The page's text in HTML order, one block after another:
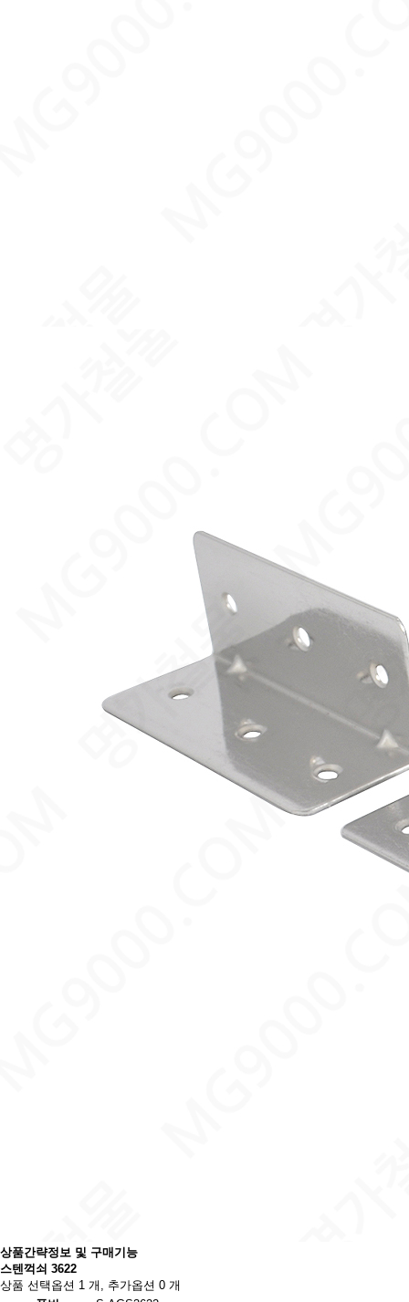
상품간략정보 및 구매기능
스텐꺽쇠 3622
상품 선택옵션 1 개, 추가옵션 0 개